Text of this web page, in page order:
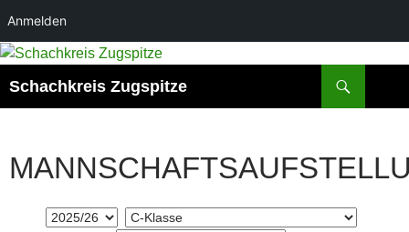
Anmelden
Schachkreis Zugspitze